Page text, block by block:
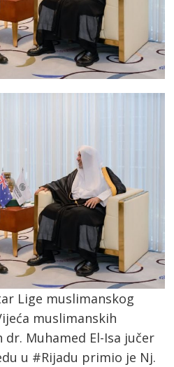
Lige muslimanskog
muslimanskih
dr. Muhamed El-Isa jučer
u #Rijadu primio je Nj.